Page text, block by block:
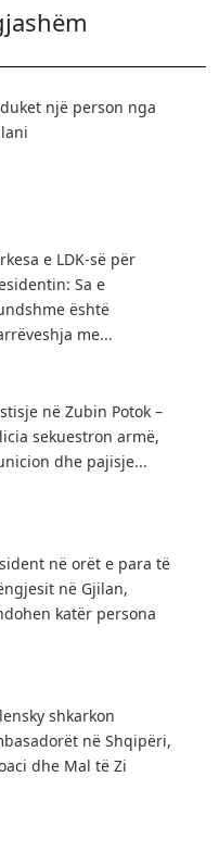
një person nga
e LDK-së për
Sa e
është
me...
në Zubin Potok –
sekuestron armë,
dhe pajisje...
në orët e para të
në Gjilan,
katër persona
shkarkon
në Shqipëri,
dhe Mal të Zi